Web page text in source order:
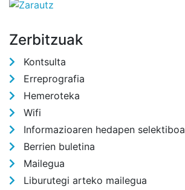
Zerbitzuak
Kontsulta
Erreprografia
Hemeroteka
Wifi
Informazioaren hedapen selektiboa
Berrien buletina
Mailegua
Liburutegi arteko mailegua